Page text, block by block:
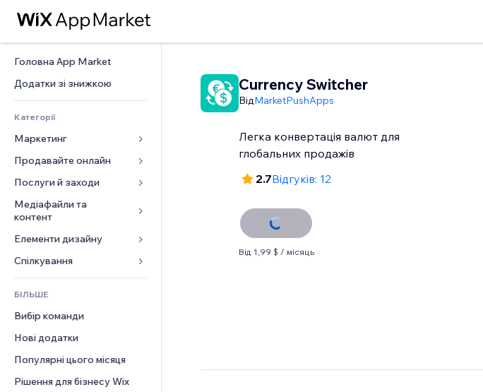
Головна App Market
Додатки зі знижкою
Категорії
Маркетинг
Реклама
Мобільний
Аналітика
Соцмережі
SEO
Залучення
Розміщення сайту
Ел. пошта
Конверсія
Продавайте онлайн
Додатки для магазинів
Надсилання та доставка
Кнопки продажу
Онлайн‑курси
Друк на замовлення
Бухгалтерський облік
Купони й лояльність
Рішення для складів
Дропшипінг
Тарифні плани й підписки
Краудфандинг
Послуги й заходи
Готелі
Заходи
Ресторани
Нерухомість
Медіафайли та
контент
Галерея
Музика
Подкасти
Фотографія
Відео
PDF
Обмін файлами
Новини
Елементи дизайну
Карти й навігація
Конфіденційність і безпека
Годинник
Шаблони сторінок
Ефекти зображення
Кнопки та меню
Банери та бейджі
Форми
Опитування
Чат
Коментарі
Телефон
БІЛЬШЕ
Вибір команди
Нові додатки
Популярні цього місяця
Рішення для бізнесу Wix
Currency Switcher
ВідMarketPushApps
Легка конвертація валют для
глобальних продажів
2.7Відгуків: 12
Від 1,99 $ / місяць